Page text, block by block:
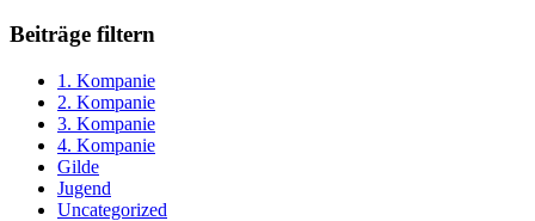
Beiträge filtern
1. Kompanie
2. Kompanie
3. Kompanie
4. Kompanie
Gilde
Jugend
Uncategorized